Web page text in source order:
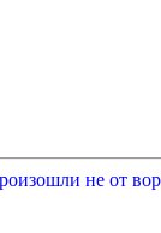
не от